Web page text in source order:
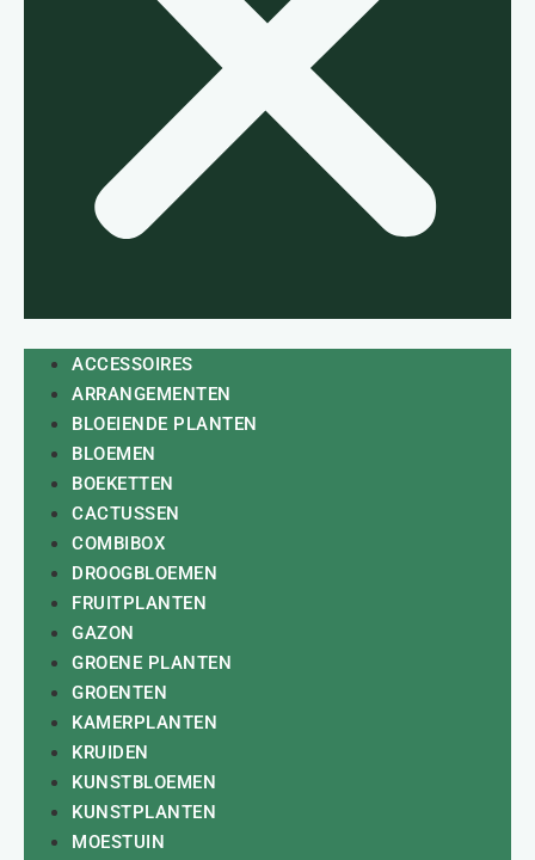
ACCESSOIRES
ARRANGEMENTEN
BLOEIENDE PLANTEN
BLOEMEN
BOEKETTEN
CACTUSSEN
COMBIBOX
DROOGBLOEMEN
FRUITPLANTEN
GAZON
GROENE PLANTEN
GROENTEN
KAMERPLANTEN
KRUIDEN
KUNSTBLOEMEN
KUNSTPLANTEN
MOESTUIN